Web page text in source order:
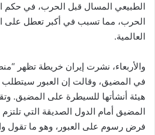
الطبيعي المسال قبل الحرب، في حكم
الحرب، مما تسبب في أكبر تعطل على
العالمية.
والأربعاء، نشرت إيران خريطة تظهر
في المضيق، وقالت إن العبور
هيئة أنشأتها للسيطرة على المضيق.
المضيق أمام الدول الصديقة التي
فرض رسوم على العبور، وهو ما تقول